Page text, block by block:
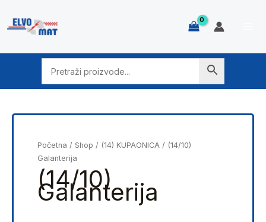
content
Početna / Shop / (14) KUPAONICA / (14/10)
Galanterija
(14/10)
Galanterija